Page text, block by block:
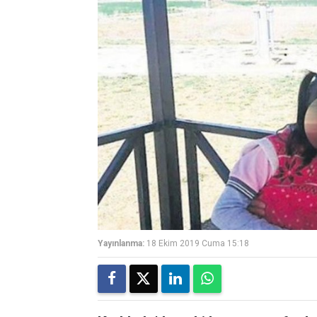
Yayınlanma: 18 Ekim 2019 Cuma 15:18